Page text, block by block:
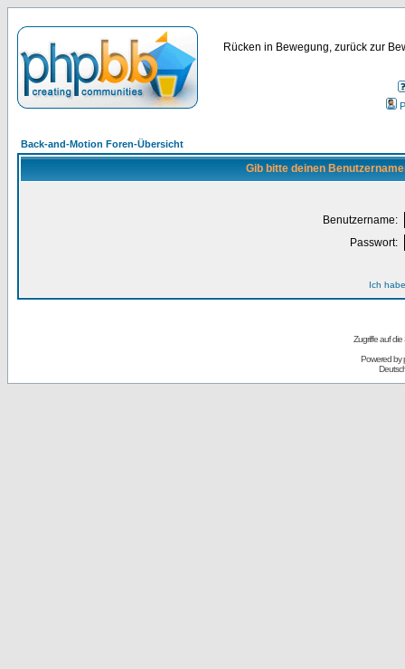
Rücken in Bewegung, zurück zur
Back-and-Motion Foren-Übersicht
Gib bitte deinen
Benutzername:
Passwort:
Ich
Zugriffe auf
Powered by